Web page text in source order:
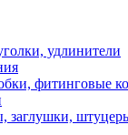
удлинители
фитинговые
заглушки,